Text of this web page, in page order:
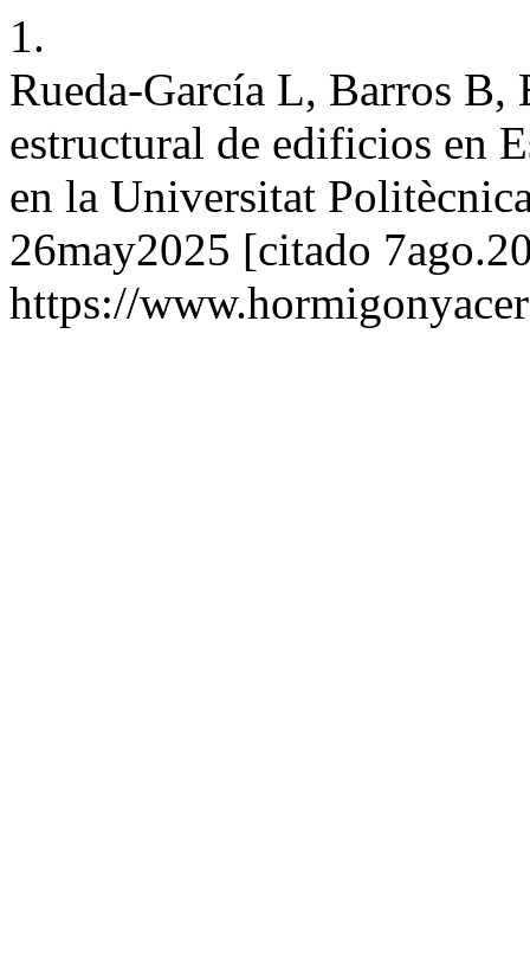
1.
Rueda-García L, Barros
estructural de edificios en
en la Universitat
26may2025 [citado
https://